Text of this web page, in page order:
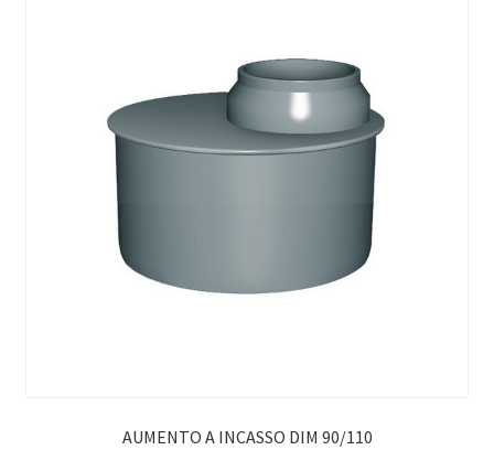
AUMENTO A INCASSO DIM 90/110